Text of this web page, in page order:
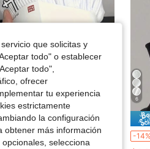
20/10 pares de calcetines multifuncionales cómodos de color blanco puro hasta la pantorrilla para hombres, adecuados para usar todo el año, otoño, opcional 5/10/15/20 pares
6
-14%
que solicitas y
todo" o establecer
todo",
ofrecer
tu experiencia
estrictamente
la configuración
obtener más información
selecciona